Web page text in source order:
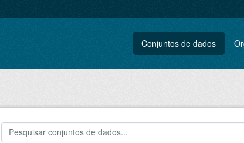
Conjuntos de dados